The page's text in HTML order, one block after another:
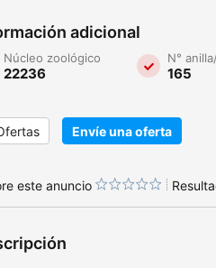
adicional
Núcleo zoológico
22236
N°
165
Envíe una oferta
este anuncio